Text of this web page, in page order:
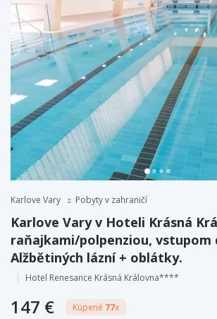
Karlove Vary Pobyty v zahraničí
Karlove Vary v Hoteli Krásná
raňajkami/polpenziou, vstupom
Alžbětiných lázní + oblátky.
Hotel Renesance Krásná Královna****
147 € Kúpené 77x